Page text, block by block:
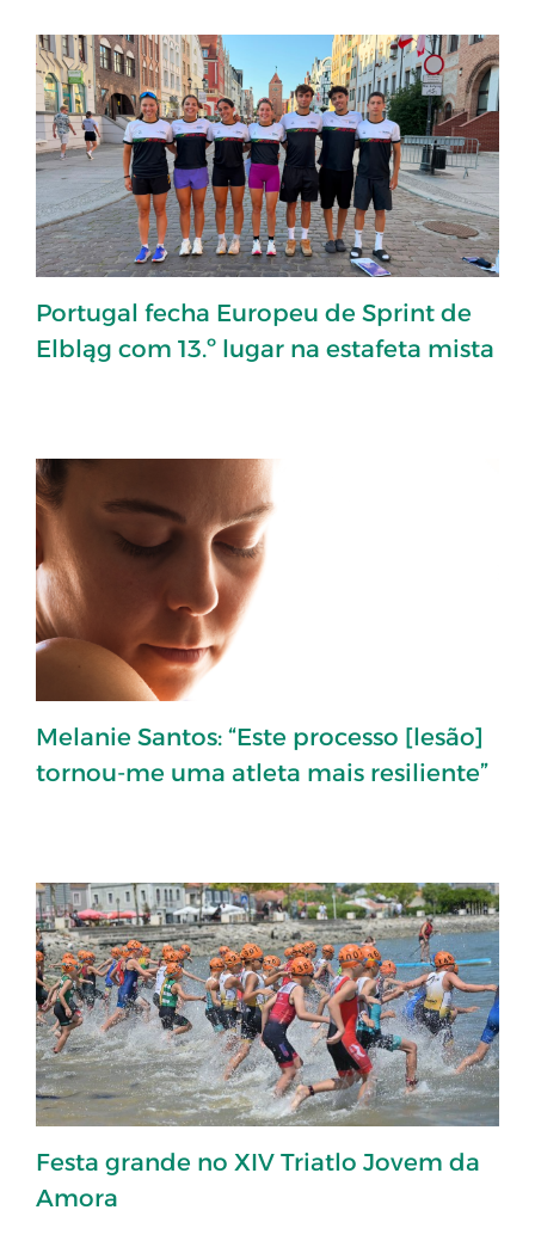
Portugal fecha Europeu de Sprint de
Elbląg com 13.º lugar na estafeta mista
Melanie Santos: “Este processo [lesão]
tornou-me uma atleta mais resiliente”
Festa grande no XIV Triatlo Jovem da
Amora